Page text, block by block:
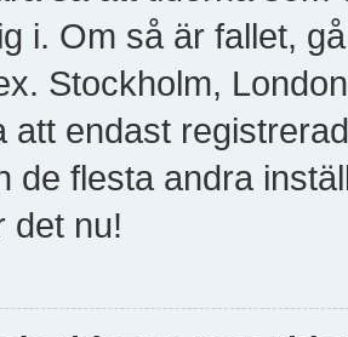
i. Om så är fallet,
Stockholm,
att endast
de flesta andra
det nu!